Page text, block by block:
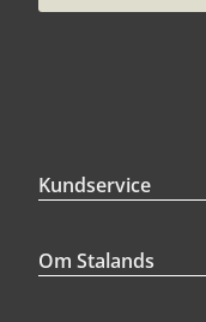
Kundservice
Om Stalands